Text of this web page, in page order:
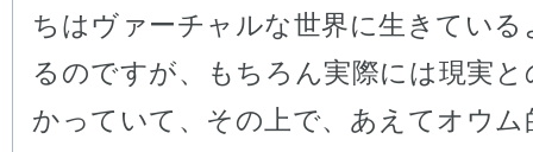
ちはヴァーチャルな世界に生きている
るのですが、もちろん実際には現実と
かっていて、その上で、あえてオウム